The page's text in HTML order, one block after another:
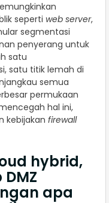
seperti web server,
segmentasi
penyerang untuk
satu
satu titik lemah di
semua
permukaan
hal ini,
kebijakan firewall
hybrid,
apa